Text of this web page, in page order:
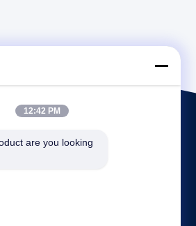
12:42 PM
are you looking